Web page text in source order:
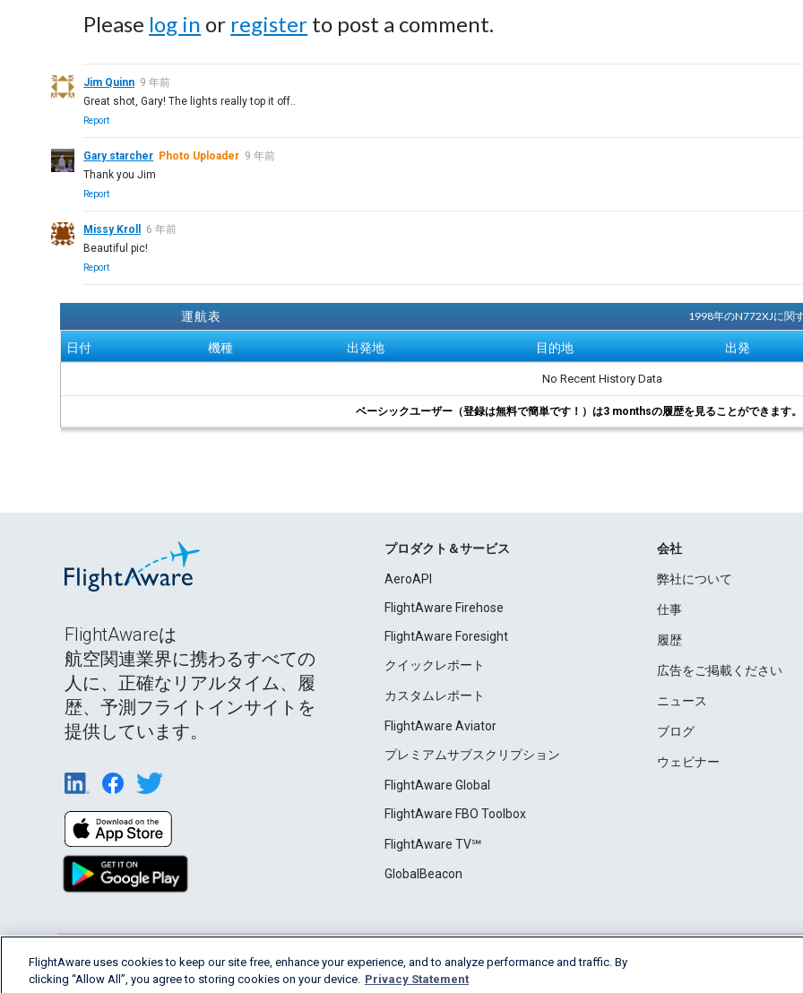
Please log in or register to post a comment.
Jim Quinn 9 年前
Great shot, Gary! The lights really top it off..
Report
Gary starcher Photo Uploader 9 年前
Thank you Jim
Report
Missy Kroll
6 年前
Beautiful pic!
Report
運航表 1998年のN772XJに関
日付 機種 出発地 目的地 出発
No Recent History Data
ベーシックユーザー（登録は無料で簡単です！）は3 monthsの履歴を見ることができます
FlightAwareは
航空関連業界に携わるすべての
人に、正確なリアルタイム、履
歴、予測フライトインサイトを
提供しています。
プロダクト＆サービス
AeroAPI
FlightAware Firehose
FlightAware Foresight
クイックレポート
カスタムレポート
FlightAware Aviator
プレミアムサブスクリプション
FlightAware Global
FlightAware FBO Toolbox
FlightAware TV℠
GlobalBeacon
会社
弊社について
仕事
履歴
広告をご掲載ください
ニュース
ブログ
ウェビナー
English (USA) 2026 FlightAware Terms of Use Privacy Cookie Settings
FlightAware uses cookies to keep our site free, enhance your experience, and to analyze performance and traffic. By
clicking “Allow All”, you agree to storing cookies on your device. Privacy Statement